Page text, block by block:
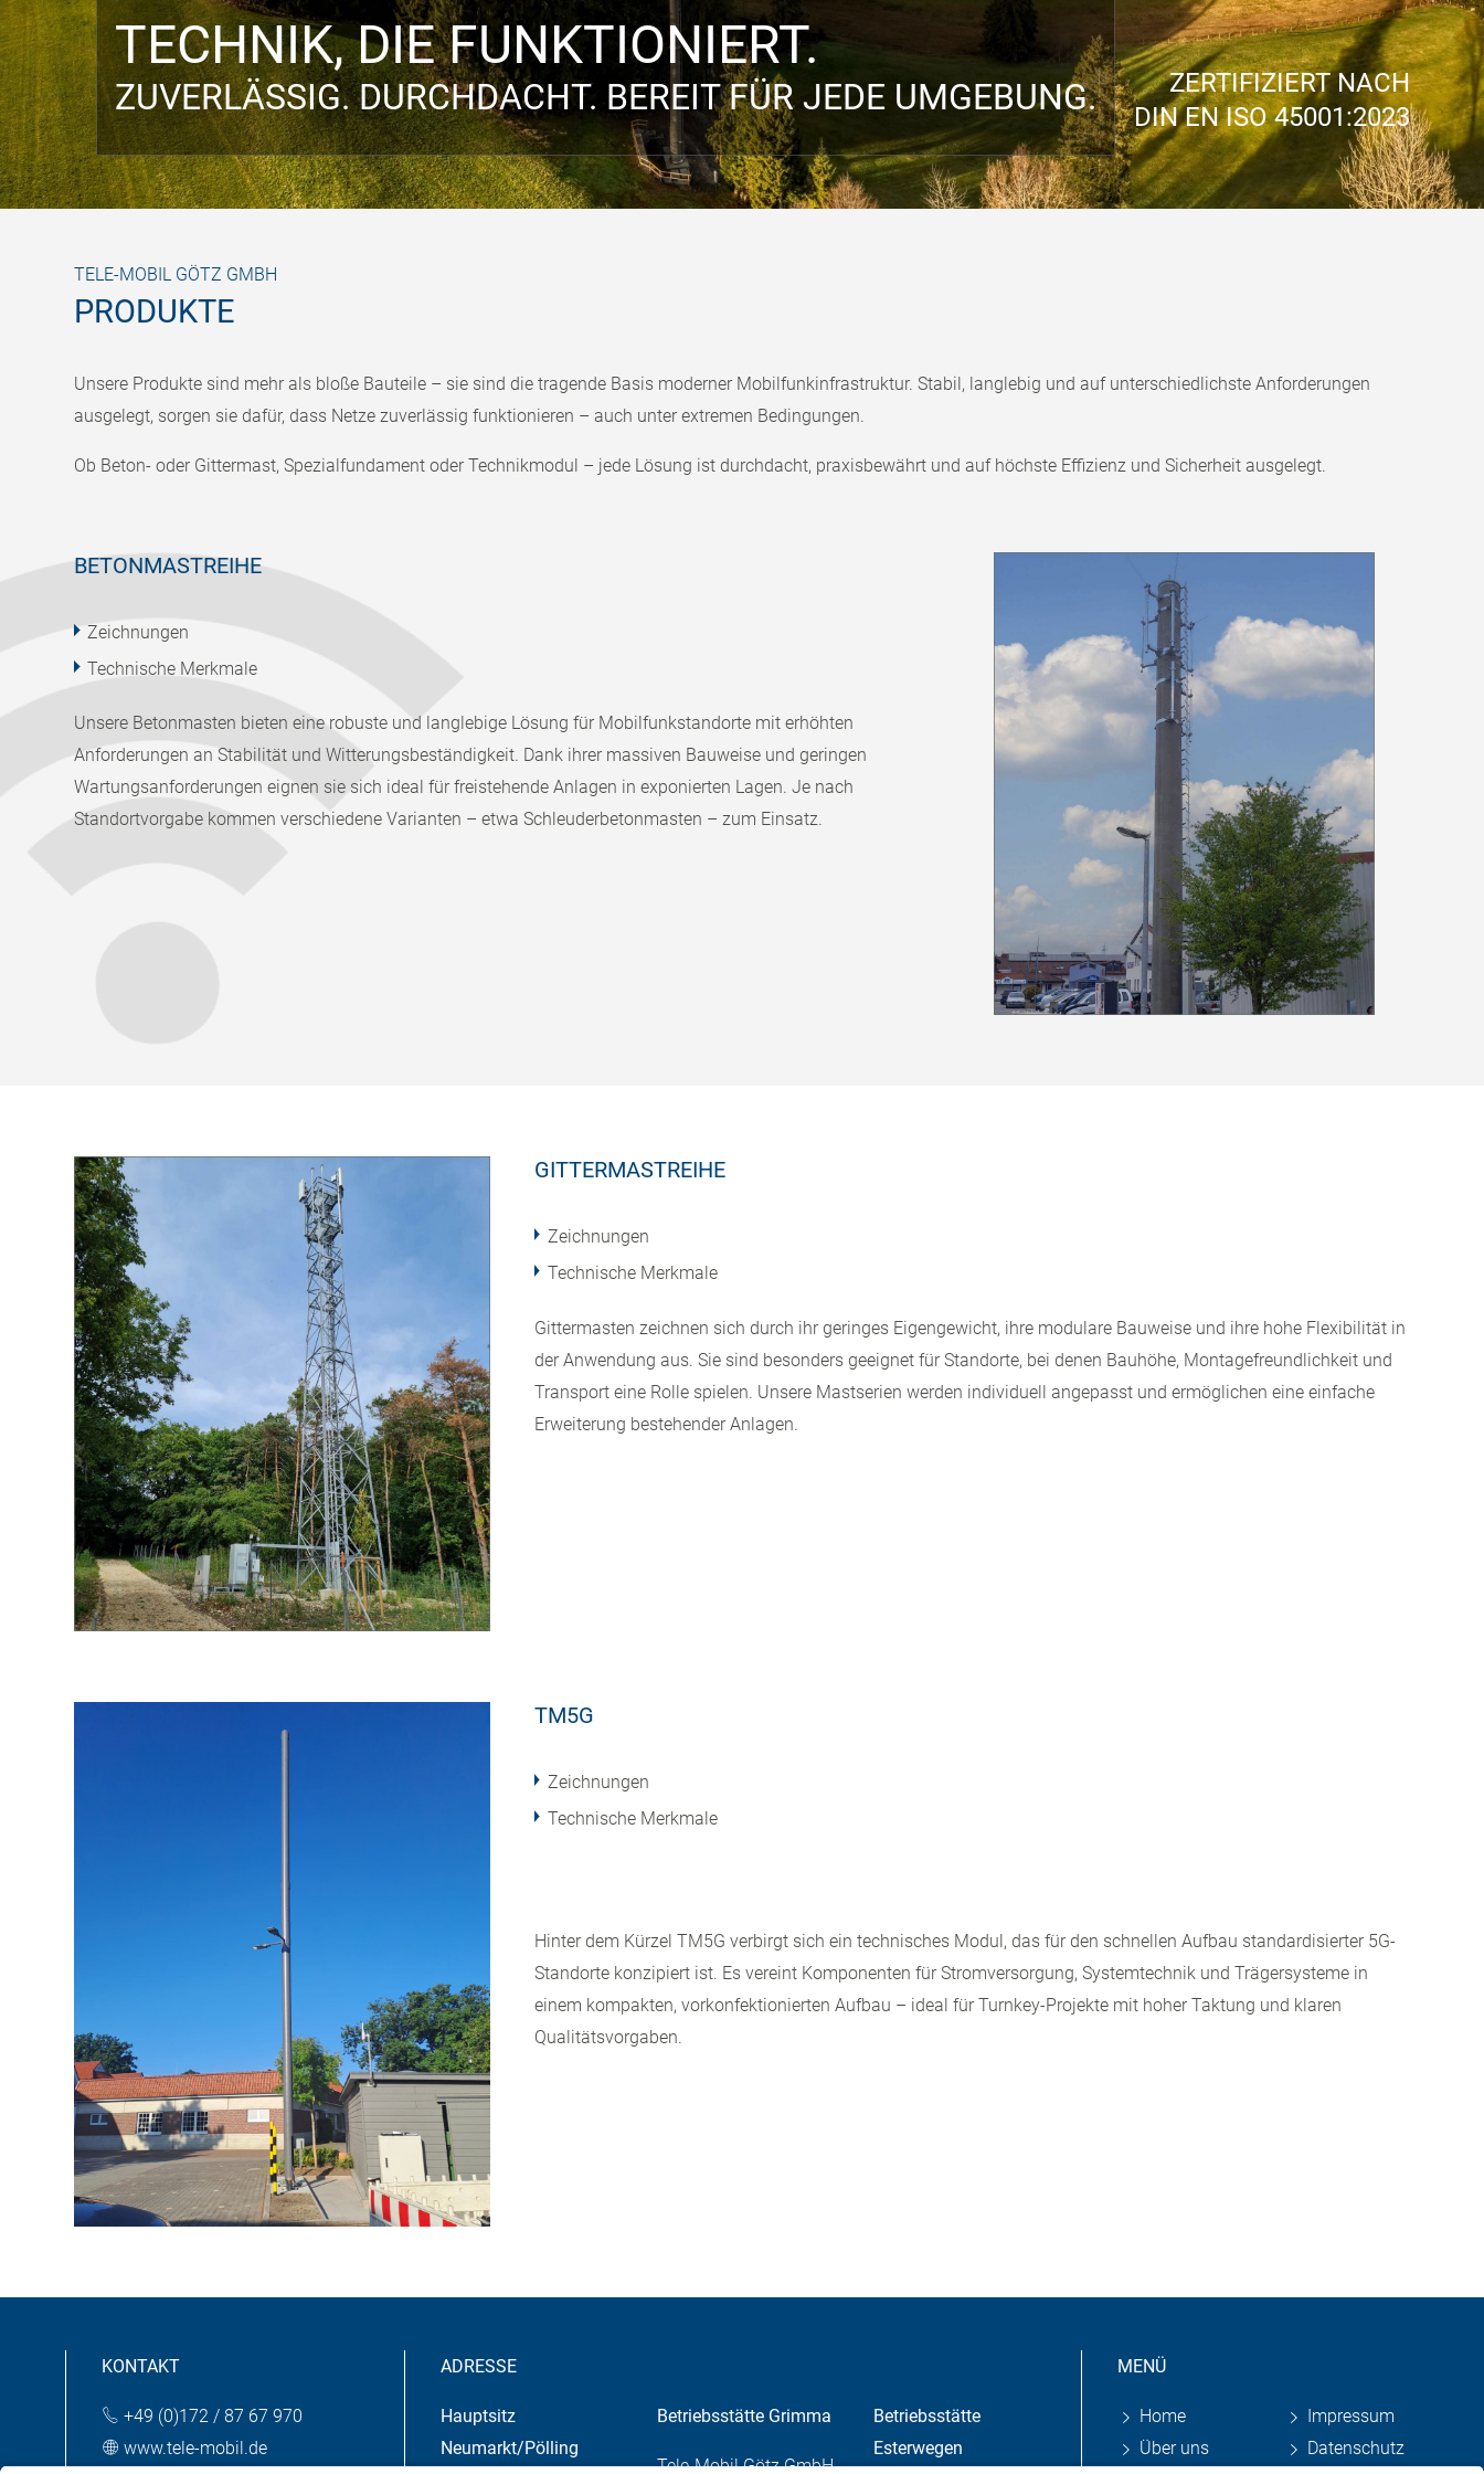
TECHNIK, DIE FUNKTIONIERT.
ZUVERLÄSSIG. DURCHDACHT. BEREIT FÜR JEDE UMGEBUNG.
ZERTIFIZIERT NACH
DIN EN ISO 45001:2023
You are here:
TELE-MOBIL GÖTZ Produkte
TELE-MOBIL GÖTZ GMBH
PRODUKTE
Unsere Produkte sind mehr als bloße Bauteile – sie sind die tragende Basis moderner Mobilfunkinfrastruktur. Stabil, langlebig und auf unterschiedlichste Anforderungen
ausgelegt, sorgen sie dafür, dass Netze zuverlässig funktionieren – auch unter extremen Bedingungen.
Ob Beton- oder Gittermast, Spezialfundament oder Technikmodul – jede Lösung ist durchdacht, praxisbewährt und auf höchste Effizienz und Sicherheit ausgelegt.
BETONMASTREIHE
Zeichnungen
Technische Merkmale
Unsere Betonmasten bieten eine robuste und langlebige Lösung für Mobilfunkstandorte mit erhöhten
Anforderungen an Stabilität und Witterungsbeständigkeit. Dank ihrer massiven Bauweise und geringen
Wartungsanforderungen eignen sie sich ideal für freistehende Anlagen in exponierten Lagen. Je nach
Standortvorgabe kommen verschiedene Varianten – etwa Schleuderbetonmasten – zum Einsatz.
GITTERMASTREIHE
Zeichnungen
Technische Merkmale
Gittermasten zeichnen sich durch ihr geringes Eigengewicht, ihre modulare Bauweise und ihre hohe Flexibilität in
der Anwendung aus. Sie sind besonders geeignet für Standorte, bei denen Bauhöhe, Montagefreundlichkeit und
Transport eine Rolle spielen. Unsere Mastserien werden individuell angepasst und ermöglichen eine einfache
Erweiterung bestehender Anlagen.
TM5G
Zeichnungen
Technische Merkmale
Hinter dem Kürzel TM5G verbirgt sich ein technisches Modul, das für den schnellen Aufbau standardisierter 5G-
Standorte konzipiert ist. Es vereint Komponenten für Stromversorgung, Systemtechnik und Trägersysteme in
einem kompakten, vorkonfektionierten Aufbau – ideal für Turnkey-Projekte mit hoher Taktung und klaren
Qualitätsvorgaben.
KONTAKT
+49 (0)172 / 87 67 970
www.tele-mobil.de
ADRESSE
Hauptsitz
Neumarkt/Pölling
Betriebsstätte Grimma
Tele-Mobil Götz GmbH
Betriebsstätte
Esterwegen
MENÜ
Home
Über uns
Impressum
Datenschutz